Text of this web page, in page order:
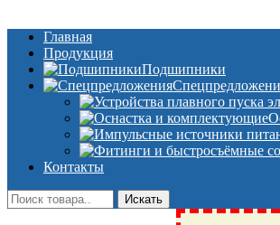
Главная
Продукция
Подшипники
Контакты